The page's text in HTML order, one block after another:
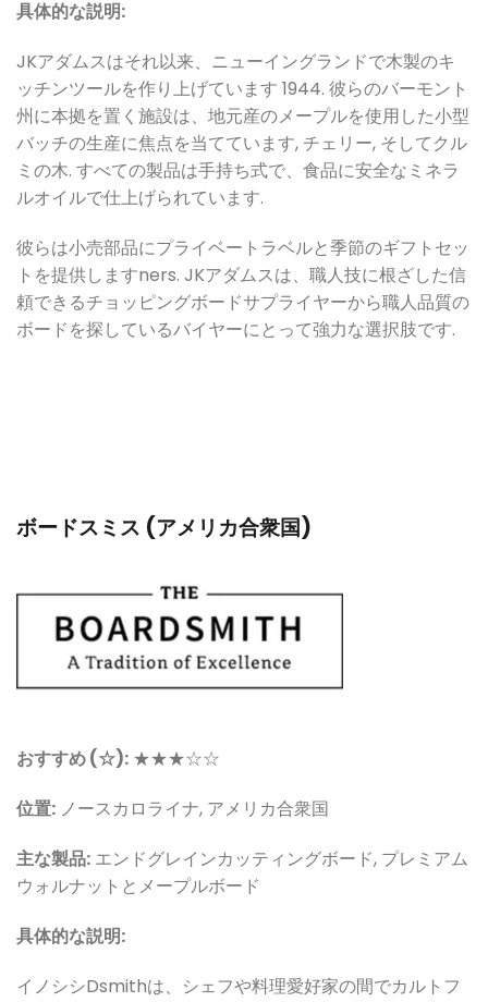
具体的な説明:
JKアダムスはそれ以来、ニューイングランドで木製のキ
ッチンツールを作り上げています 1944. 彼らのバーモント
州に本拠を置く施設は、地元産のメープルを使用した小型
バッチの生産に焦点を当てています, チェリー, そしてクル
ミの木. すべての製品は手持ち式で、食品に安全なミネラ
ルオイルで仕上げられています.
彼らは小売部品にプライベートラベルと季節のギフトセッ
トを提供しますners. JKアダムスは、職人技に根ざした信
頼できるチョッピングボードサプライヤーから職人品質の
ボードを探しているバイヤーにとって強力な選択肢です.
ボードスミス (アメリカ合衆国)
おすすめ (☆): ★★★☆☆
位置: ノースカロライナ, アメリカ合衆国
主な製品: エンドグレインカッティングボード, プレミアム
ウォルナットとメープルボード
具体的な説明:
イノシシDsmithは、シェフや料理愛好家の間でカルトフ